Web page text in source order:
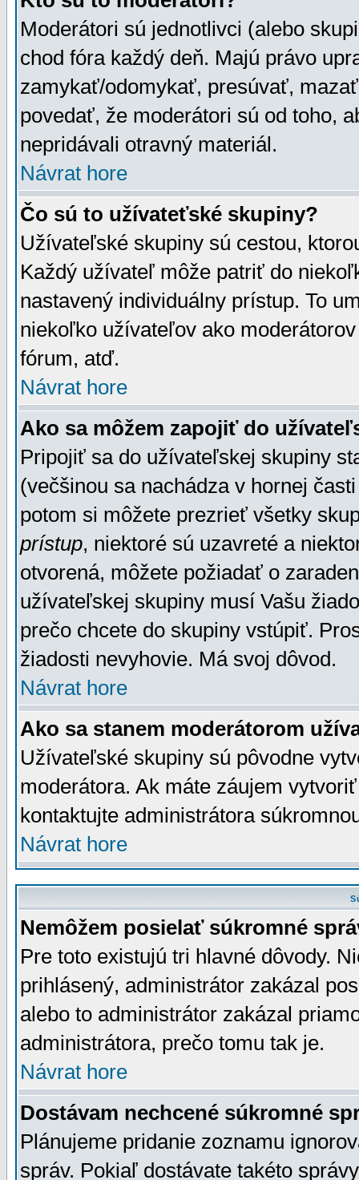
Moderátori sú jednotlivci (alebo
chod fóra každý deň. Majú právo
zamykať/odomykať, presúvať,
povedať, že moderátori sú od toho,
nepridávali otravný materiál.
Návrat hore
Čo sú to užívateťské skupiny?
Užívateľské skupiny sú cestou,
Každý užívateľ môže patriť do
nastavený individuálny prístup. To
niekoľko užívateľov ako
fórum, atď.
Návrat hore
Ako sa môžem zapojiť do
Pripojiť sa do užívateľskej skupiny
(večšinou sa nachádza v hornej
potom si môžete prezrieť všetky
prístup, niektoré sú uzavreté a
otvorená, môžete požiadať o
užívateľskej skupiny musí Vašu
prečo chcete do skupiny vstúpiť.
žiadosti nevyhovie. Má svoj dôvod.
Návrat hore
Ako sa stanem moderátorom
Užívateľské skupiny sú pôvodne
moderátora. Ak máte záujem
kontaktujte administrátora
Návrat hore
Nemôžem posielať súkromné
Pre toto existujú tri hlavné dôvody.
prihlásený, administrátor zakázal
alebo to administrátor zakázal
administrátora, prečo tomu tak je.
Návrat hore
Dostávam nechcené súkromné
Plánujeme pridanie zoznamu
správ. Pokiaľ dostávate takéto